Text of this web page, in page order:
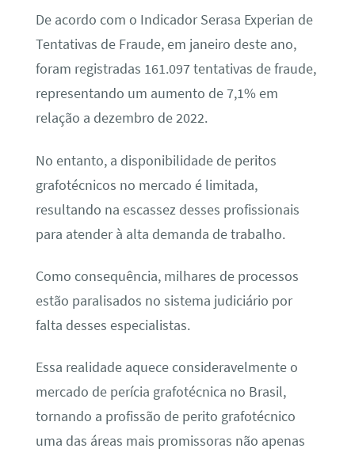
De acordo com o Indicador Serasa Experian de
Tentativas de Fraude, em janeiro deste ano,
foram registradas 161.097 tentativas de fraude,
representando um aumento de 7,1% em
relação a dezembro de 2022.
No entanto, a disponibilidade de peritos
grafotécnicos no mercado é limitada,
resultando na escassez desses profissionais
para atender à alta demanda de trabalho.
Como consequência, milhares de processos
estão paralisados no sistema judiciário por
falta desses especialistas.
Essa realidade aquece consideravelmente o
mercado de perícia grafotécnica no Brasil,
tornando a profissão de perito grafotécnico
uma das áreas mais promissoras não apenas